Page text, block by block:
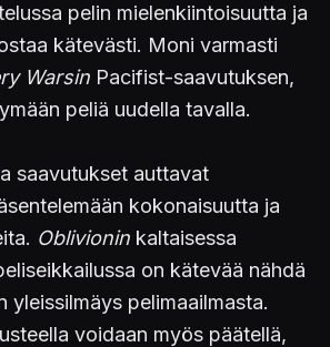
pelin mielenkiintoisuutta ja
kätevästi. Moni varmasti
Warsin Pacifist-saavutuksen,
peliä uudella tavalla.
saavutukset auttavat
kokonaisuutta ja
Oblivionin kaltaisessa
on kätevää nähdä
yleissilmäys pelimaailmasta.
voidaan myös päätellä,